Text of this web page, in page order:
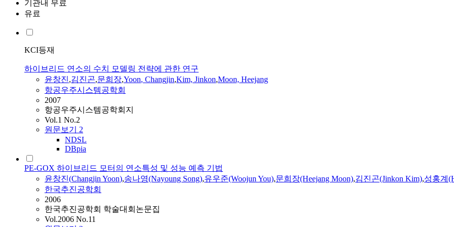
기관내 무료
유료
KCI등재
하이브리드 연소의 수치 모델링 전략에 관한 연구
윤창진,김진곤,문희장,Yoon, Changjin,Kim, Jinkon,Moon, Heejang
항공우주시스템공학회
2007
항공우주시스템공학회지
Vol.1 No.2
원문보기 2
NDSL
DBpia
PE-GOX 하이브리드 모터의 연소특성 및 성능 예측 기법
윤창진(ChangjinYoon),송나영(Nayoung Song),유우준(Woojun You),문희장(Heejang Moon),김진곤(Jinkon Kim),성홍계
한국추진공학회
2006
한국추진공학회 학술대회논문집
Vol.2006 No.11